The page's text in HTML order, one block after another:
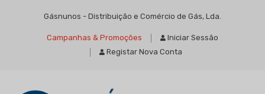
Gásnunos - Distribuição e Comércio de Gás, Lda.
Campanhas & Promoções
Iniciar Sessão
Registar Nova Conta